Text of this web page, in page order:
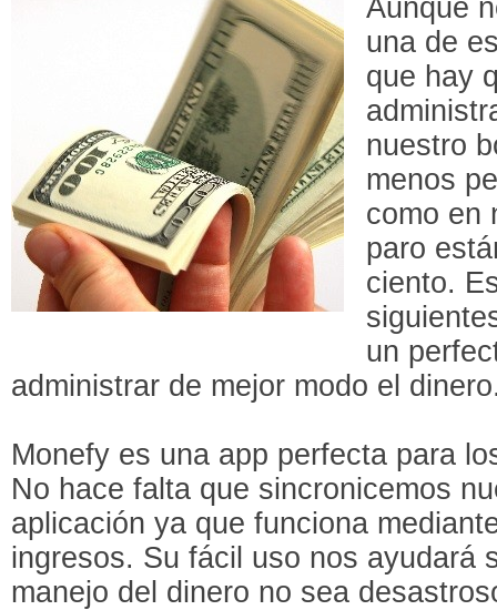
Aunque
una de
que hay
nuestro
menos
como en
paro
ciento.
un
administrar de mejor modo el
Monefy es una app perfecta para
No hace falta que sincronicemos
aplicación ya que funciona
ingresos. Su fácil uso nos ayudará
manejo del dinero no sea